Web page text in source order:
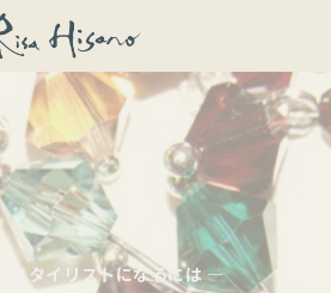
スタイリストになるには —